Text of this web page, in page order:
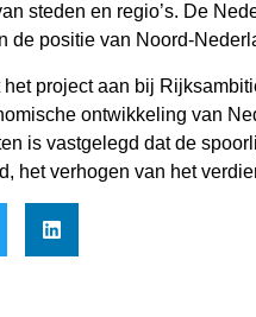
steden en regio’s. De
de positie van Noord-
het project aan bij
ontwikkeling van
is vastgelegd dat de
het verhogen van het